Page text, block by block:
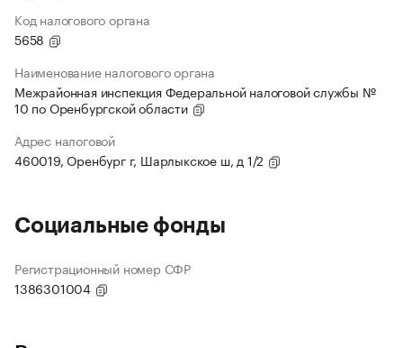
Код налогового органа
5658
Наименование налогового органа
Межрайонная инспекция Федеральной налоговой службы №
10 по Оренбургской области
Адрес налоговой
460019, Оренбург г, Шарлыкское ш, д 1/2
Социальные фонды
Регистрационный номер СФР
1386301004